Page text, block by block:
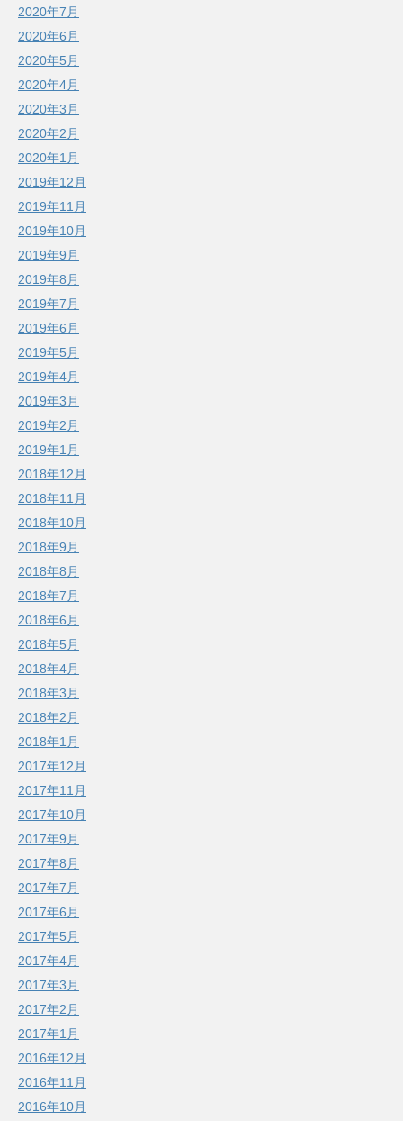
2020年7月
2020年6月
2020年5月
2020年4月
2020年3月
2020年2月
2020年1月
2019年12月
2019年11月
2019年10月
2019年9月
2019年8月
2019年7月
2019年6月
2019年5月
2019年4月
2019年3月
2019年2月
2019年1月
2018年12月
2018年11月
2018年10月
2018年9月
2018年8月
2018年7月
2018年6月
2018年5月
2018年4月
2018年3月
2018年2月
2018年1月
2017年12月
2017年11月
2017年10月
2017年9月
2017年8月
2017年7月
2017年6月
2017年5月
2017年4月
2017年3月
2017年2月
2017年1月
2016年12月
2016年11月
2016年10月